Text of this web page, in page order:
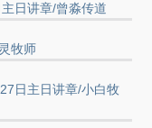
日讲章/曾淼传道
牧师
日主日讲章/小白牧